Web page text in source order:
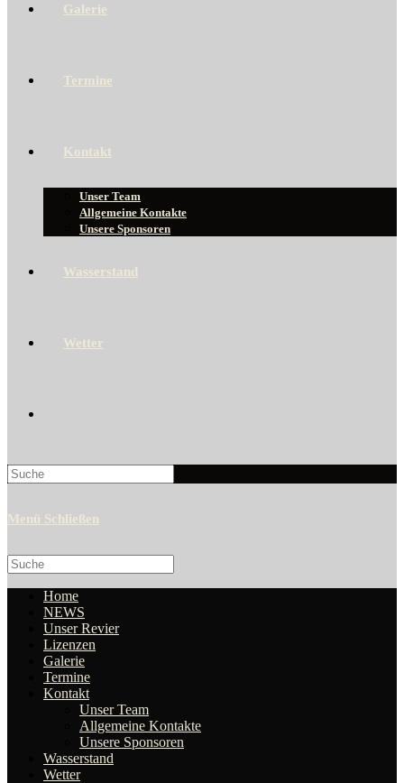
Galerie
Termine
Kontakt
Unser Team
Allgemeine Kontakte
Unsere Sponsoren
Wasserstand
Wetter
Search
this
Menü Schließen
Search
this
websiteHome
NEWS
Unser Revier
Lizenzen
Galerie
Termine
Kontakt
Unser Team
Allgemeine Kontakte
Unsere Sponsoren
Wasserstand
Wetter